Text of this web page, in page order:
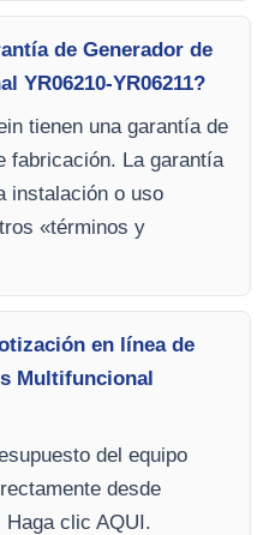
de Generador de
YR06210-YR06211?
tienen una garantía de
fabricación. La garantía
instalación o uso
«términos y
en línea de
Multifuncional
del equipo
desde
clic AQUI.